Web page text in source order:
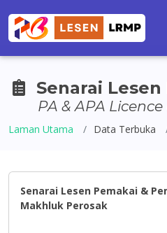
Senarai Lesen
PA & APA Licence
Laman Utama Data Terbuka
Senarai Lesen Pemakai &
Makhluk Perosak